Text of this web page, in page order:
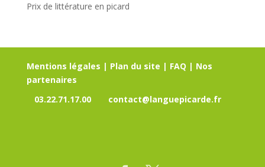
Prix de littérature en picard
Mentions légales | Plan du site | FAQ | Nos
partenaires
03.22.71.17.00
contact@languepicarde.fr